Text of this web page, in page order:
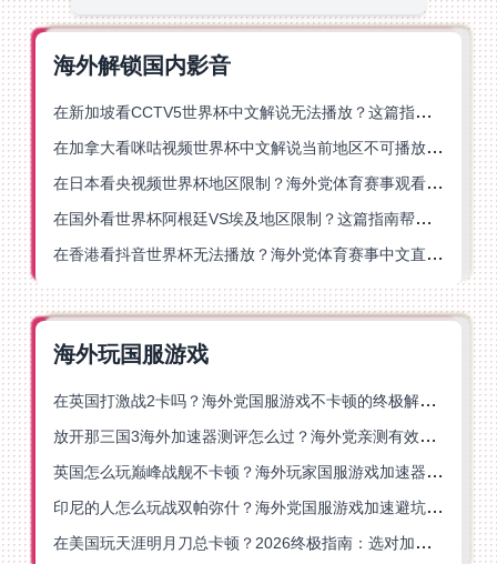
海外解锁国内影音
在新加坡看CCTV5世界杯中文解说无法播放？这篇指南帮你解锁海外体育直播自由
在加拿大看咪咕视频世界杯中文解说当前地区不可播放？这篇指南帮你一键解决
在日本看央视频世界杯地区限制？海外党体育赛事观看终极指南
在国外看世界杯阿根廷VS埃及地区限制？这篇指南帮你搞定中文直播+解说
在香港看抖音世界杯无法播放？海外党体育赛事中文直播终极指南
海外玩国服游戏
在英国打激战2卡吗？海外党国服游戏不卡顿的终极解决方案
放开那三国3海外加速器测评怎么过？海外党亲测有效的国服游戏加速指南
英国怎么玩巅峰战舰不卡顿？海外玩家国服游戏加速器终极指南
印尼的人怎么玩战双帕弥什？海外党国服游戏加速避坑指南
在美国玩天涯明月刀总卡顿？2026终极指南：选对加速器让你丝滑连招